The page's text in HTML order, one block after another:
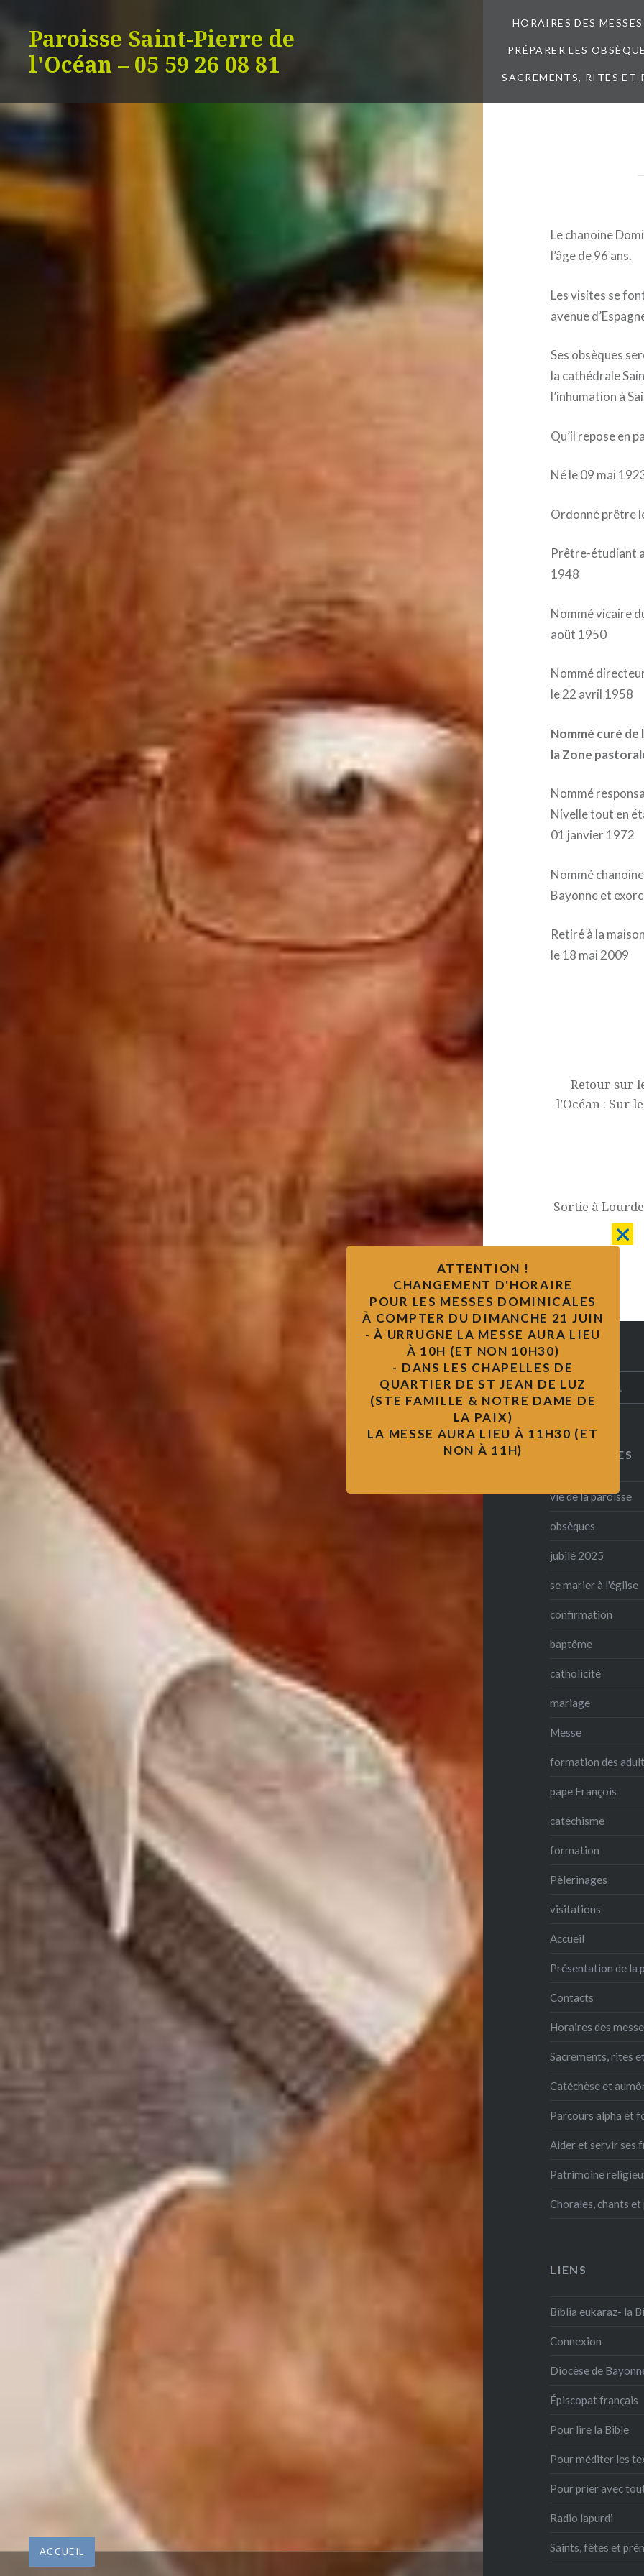
contenuParoisse Saint-Pierre de
l'Océan – 05 59 26 08 81
HORAIRES DES MESSES
PRÉPARER LES
SACREMENTS, RITES ET
ACCUEIL
Le chanoine
l’âge de 96 ans.
Les visites se
avenue
Ses obsèques
la cathédrale
l’inhumation à
Qu’il repose en
Né le 09 mai
Ordonné prêtre
Prêtre-étudiant
1948
Nommé vicaire
août 1950
Nommé
le 22 avril 1958
Nommé curé de
la Zone
Nommé
Nivelle tout en
01 janvier 1972
Nommé
Bayonne et
Retiré à la
le 18 mai 2009
de
Retour sur
l’Océan : Sur
Sortie à
Rechercher :
CATÉGORIES
vie de la paroisse
obsèques
jubilé 2025
se marier à l'église
confirmation
baptême
catholicité
mariage
Messe
formation des
pape François
catéchisme
formation
Pèlerinages
visitations
Accueil
Présentation de la
Contacts
Horaires des
Sacrements, rites
Catéchèse et
Parcours alpha et
Aider et servir ses
Patrimoine
Chorales, chants et
LIENS
Biblia eukaraz- la
Connexion
Diocèse de
Épiscopat français
Pour lire la Bible
Pour méditer les
Pour prier avec
Radio lapurdi
Saints, fêtes et
ATTENTION !
CHANGEMENT D'HORAIRE
POUR LES MESSES DOMINICALES
À COMPTER DU DIMANCHE 21 JUIN
- À URRUGNE LA MESSE AURA LIEU
À 10H (ET NON 10H30)
- DANS LES CHAPELLES DE
QUARTIER DE ST JEAN DE LUZ
(STE FAMILLE & NOTRE DAME DE
LA PAIX)
LA MESSE AURA LIEU À 11H30 (ET
NON À 11H)